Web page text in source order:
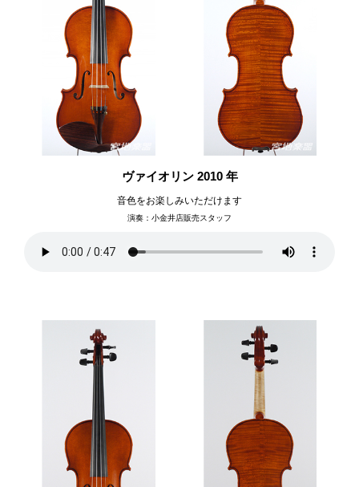
ヴァイオリン 2010 年
音色をお楽しみいただけます
演奏：小金井店販売スタッフ